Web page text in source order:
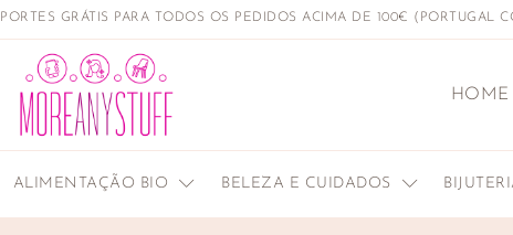
PORTES GRÁTIS PARA TODOS OS PEDIDOS ACIMA DE 100€ (PORTUGAL
HOME
ALIMENTAÇÃO BIO BELEZA E CUIDADOS